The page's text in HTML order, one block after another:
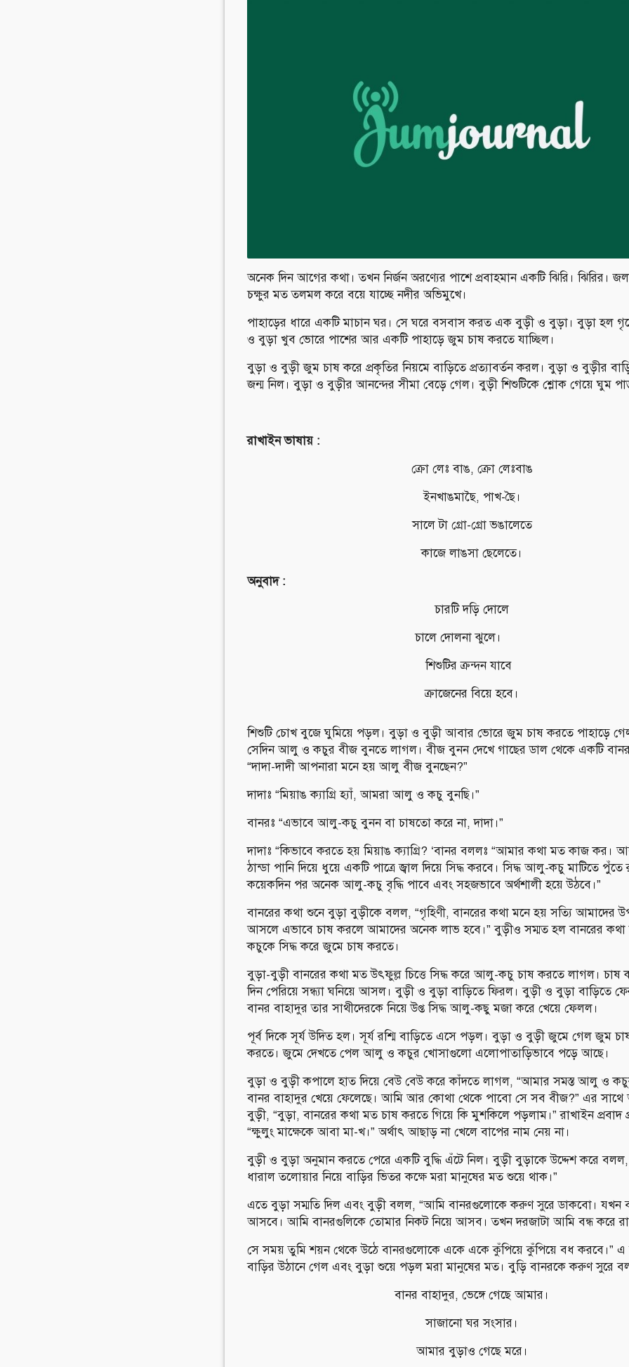
অনেক দিন আগের কথা। তখন নির্জন অরণ্যের পাশে প্রবাহমান একটি ঝিরি। ঝিরির।
চক্ষুর মত তলমল করে বয়ে যাচ্ছে নদীর অভিমুখে।
পাহাড়ের ধারে একটি মাচান ঘর। সে ঘরে বসবাস করত এক বুড়ী ও বুড়া। বুড়া হল
ও বুড়া খুব ভোরে পাশের আর একটি পাহাড়ে জুম চাষ করতে যাচ্ছিল।
বুড়া ও বুড়ী জুম চাষ করে প্রকৃতির নিয়মে বাড়িতে প্রত্যাবর্তন করল। বুড়া ও বুড়ীর
জন্ম নিল। বুড়া ও বুড়ীর আনন্দের সীমা বেড়ে গেল। বুড়ী শিশুটিকে শ্লোক গেয়ে ঘুম
রাখাইন ভাষায় :
ক্রো লেঃ বাঙ, ক্রো লেঃবাঙ
ইনখাঙমাছৈ, পাখ-ছৈ।
সালে টা গ্রো-গ্রো ভঙালেতে
কাজে লাঙসা ছেলেতে।
অনুবাদ :
চারটি দড়ি দোলে
চালে দোলনা ঝুলে।
শিশুটির ক্রন্দন যাবে
ক্রাজেনের বিয়ে হবে।
শিশুটি চোখ বুজে ঘুমিয়ে পড়ল। বুড়া ও বুড়ী আবার ভোরে জুম চাষ করতে পাহাড়ে
সেদিন আলু ও কচুর বীজ বুনতে লাগল। বীজ বুনন দেখে গাছের ডাল থেকে একটি
“দাদা-দাদী আপনারা মনে হয় আলু বীজ বুনছেন?”
দাদাঃ “মিয়াঙ ক্যাগ্রি হ্যাঁ, আমরা আলু ও কচু বুনছি।”
বানরঃ “এভাবে আলু-কচু বুনন বা চাষতো করে না, দাদা।”
দাদাঃ “কিভাবে করতে হয় মিয়াঙ ক্যাগ্রি? ‘বানর বললঃ “আমার কথা মত কাজ কর।
ঠান্ডা পানি দিয়ে ধুয়ে একটি পাত্রে জ্বাল দিয়ে সিদ্ধ করবে। সিদ্ধ আলু-কচু মাটিতে পুঁতে
কয়েকদিন পর অনেক আলু-কচু বৃদ্ধি পাবে এবং সহজভাবে অর্থশালী হয়ে উঠবে।”
বানরের কথা শুনে বুড়া বুড়ীকে বলল, “গৃহিণী, বানরের কথা মনে হয় সত্যি আমাদের
আসলে এভাবে চাষ করলে আমাদের অনেক লাভ হবে।” বুড়ীও সম্মত হল বানরের
কচুকে সিদ্ধ করে জুমে চাষ করতে।
বুড়া-বুড়ী বানরের কথা মত উৎফুল্ল চিত্তে সিদ্ধ করে আলু-কচু চাষ করতে লাগল। চাষ
দিন পেরিয়ে সন্ধ্যা ঘনিয়ে আসল। বুড়ী ও বুড়া বাড়িতে ফিরল। বুড়ী ও বুড়া বাড়িতে
বানর বাহাদুর তার সাথীদেরকে নিয়ে উপ্ত সিদ্ধ আলু-কছু মজা করে খেয়ে ফেলল।
পূর্ব দিকে সূর্য উদিত হল। সূর্য রশ্মি বাড়িতে এসে পড়ল। বুড়া ও বুড়ী জুমে গেল জুম
করতে। জুমে দেখতে পেল আলু ও কচুর খোসাগুলো এলোপাতাড়িভাবে পড়ে আছে।
বুড়া ও বুড়ী কপালে হাত দিয়ে বেউ বেউ করে কাঁদতে লাগল, “আমার সমস্ত আলু ও
বানর বাহাদুর খেয়ে ফেলেছে। আমি আর কোথা থেকে পাবো সে সব বীজ?” এর
বুড়ী, “বুড়া, বানরের কথা মত চাষ করতে গিয়ে কি মুশকিলে পড়লাম।” রাখাইন প্রবাদ
“ক্ষুলুং মাক্ষেকে আবা মা-খ।” অর্থাৎ আছাড় না খেলে বাপের নাম নেয় না।
বুড়ী ও বুড়া অনুমান করতে পেরে একটি বুদ্ধি এঁটে নিল। বুড়ী বুড়াকে উদ্দেশ করে
ধারাল তলোয়ার নিয়ে বাড়ির ভিতর কক্ষে মরা মানুষের মত শুয়ে থাক।”
এতে বুড়া সম্মতি দিল এবং বুড়ী বলল, “আমি বানরগুলোকে করুণ সুরে ডাকবো। যখন
আসবে। আমি বানরগুলিকে তোমার নিকট নিয়ে আসব। তখন দরজাটা আমি বন্ধ করে
সে সময় তুমি শয়ন থেকে উঠে বানরগুলোকে একে একে কুঁপিয়ে কুঁপিয়ে বধ করবে।”
বাড়ির উঠানে গেল এবং বুড়া শুয়ে পড়ল মরা মানুষের মত। বুড়ি বানরকে করুণ সুরে
বানর বাহাদুর, ভেঙ্গে গেছে আমার।
সাজানো ঘর সংসার।
আমার বুড়াও গেছে মরে।